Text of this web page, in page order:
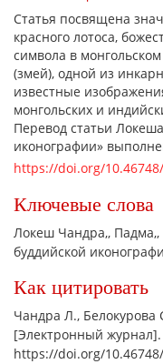
Ключевые слова
Локеш Чандра, Падма,
буддийской
Как цитировать
Чандра Л.,
[Электронный журнал].
https://doi.org/10.46748/
Статья посвящена
красного лотоса,
символа в
(змей), одной из
известные
монгольских и
Перевод статьи
иконографии»
https://doi.org/10.46748/